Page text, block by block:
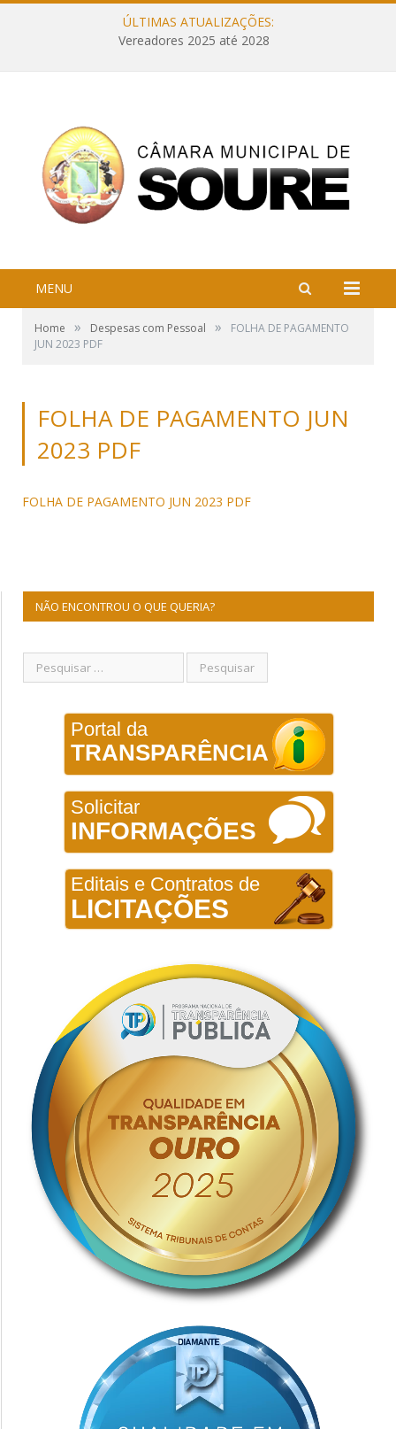
ÚLTIMAS ATUALIZAÇÕES:
Vereadores 2025 até 2028
MENU
Home » Despesas com Pessoal »
FOLHA DE PAGAMENTO
JUN 2023 PDF
FOLHA DE PAGAMENTO JUN
2023 PDF
FOLHA DE PAGAMENTO JUN 2023 PDF
NÃO ENCONTROU O QUE QUERIA?
Portal da
TRANSPARÊNCIA
Solicitar
INFORMAÇÕES
Editais e Contratos de
LICITAÇÕES